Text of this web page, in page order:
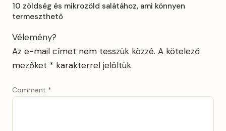
10 zöldség és mikrozöld salátához, ami könnyen
termeszthető
Vélemény?
Az e-mail címet nem tesszük közzé. A kötelező
mezőket * karakterrel jelöltük
Comment *